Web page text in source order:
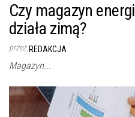
Czy magazyn
działa zimą?
przez REDAKCJA
Magazyn...